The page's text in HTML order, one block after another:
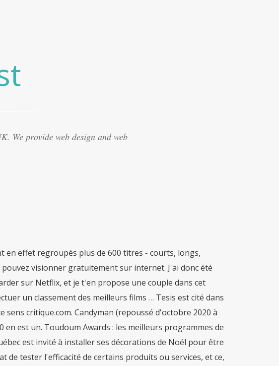
We provide web design and web
en effet regroupés plus de 600 titres - courts, longs,
visionner gratuitement sur internet. J'ai donc été
sur Netflix, et je t'en propose une couple dans cet
un classement des meilleurs films … Tesis est cité dans
sens critique.com. Candyman (repoussé d'octobre 2020 à
en est un. Toudoum Awards : les meilleurs programmes de
est invité à installer ses décorations de Noël pour être
tester l'efficacité de certains produits ou services, et ce,